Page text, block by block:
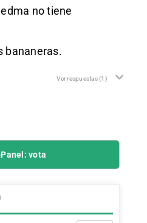
no tiene
bananeras.
Ver respuestas(1)
vota